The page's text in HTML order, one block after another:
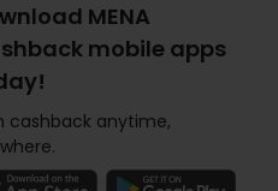
MENA
mobile apps
cashback anytime,